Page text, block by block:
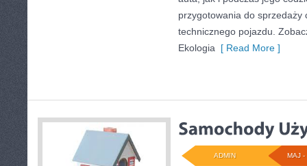
przygotowania do sprzedaży
technicznego pojazdu.
Ekologia [ Read More ]
MAJ -
ADMIN